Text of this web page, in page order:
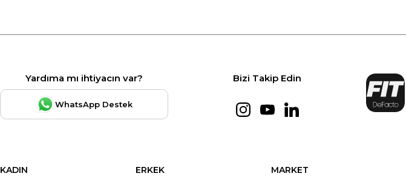
Yardıma mı ihtiyacın var?
WhatsApp Destek
Bizi Takip Edin
KADIN
ERKEK
MARKET